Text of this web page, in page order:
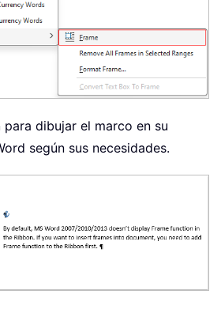
dibujar el marco en su
según sus necesidades.